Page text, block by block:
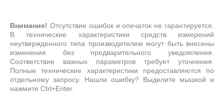
Внимание! Отсутствие ошибок и опечаток не гарантируется.
В технические характеристики средств измерений
неутвержденного типа производителем могут быть внесены
изменения без предварительного уведомления.
Соответствие важных параметров требует уточнения.
Полные технические характеристики предоставляются по
отдельному запросу. Нашли ошибку? Выделите мышкой и
нажмите Ctrl+Enter.